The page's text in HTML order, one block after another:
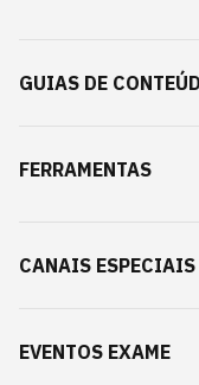
GUIAS DE
FERRAMENTAS
CANAIS ESPECIAIS
EVENTOS EXAME